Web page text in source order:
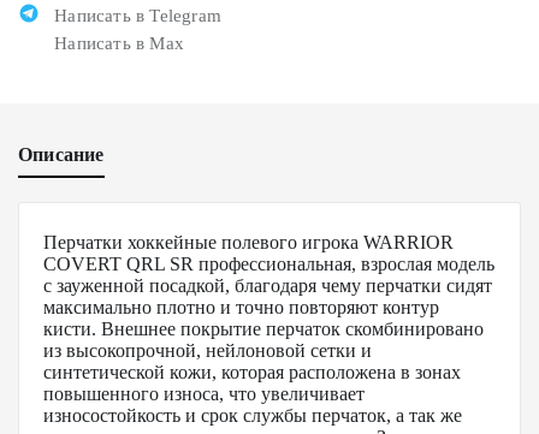
Написать в Telegram
Написать в Max
Описание
Перчатки хоккейные полевого игрока WARRIOR
COVERT QRL SR профессиональная, взрослая модель
с зауженной посадкой, благодаря чему перчатки сидят
максимально плотно и точно повторяют контур
кисти. Внешнее покрытие перчаток скомбинировано
из высокопрочной, нейлоновой сетки и
синтетической кожи, которая расположена в зонах
повышенного износа, что увеличивает
износостойкость и срок службы перчаток, а так же